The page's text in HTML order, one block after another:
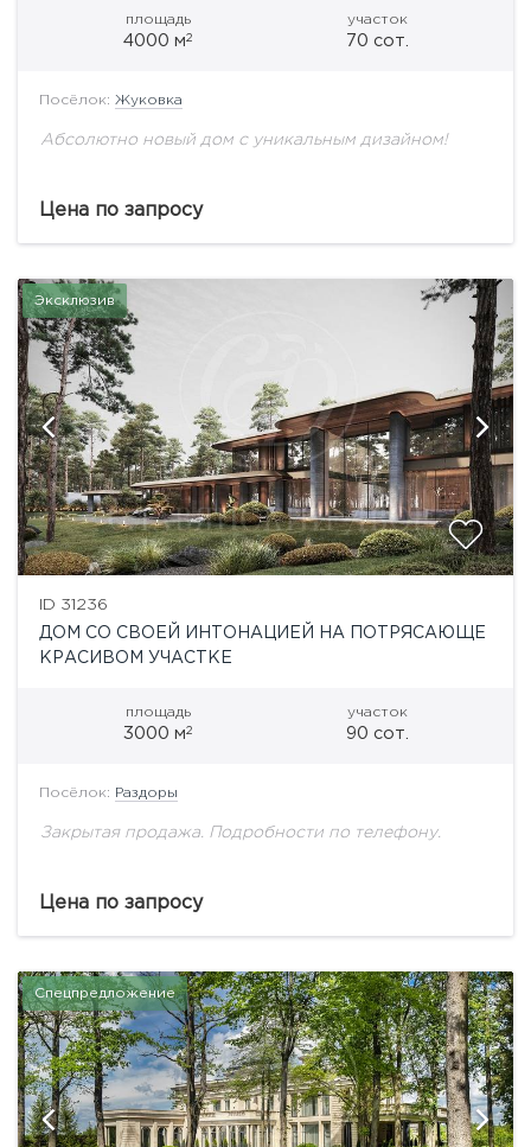
площадь
4000 м2
участок
70 сот.
Посёлок: Жуковка
Абсолютно новый дом с уникальным дизайном!
Цена по запросу
Эксклюзив
ID 31236
ДОМ СО СВОЕЙ ИНТОНАЦИЕЙ НА ПОТРЯСАЮЩЕ
КРАСИВОМ УЧАСТКЕ
площадь
3000 м2
участок
90 сот.
Посёлок: Раздоры
Закрытая продажа. Подробности по телефону.
Цена по запросу
Спецпредложение